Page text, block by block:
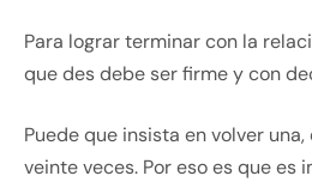
Para lograr terminar con la
que des debe ser firme y con
Puede que insista en volver
veinte veces. Por eso es que